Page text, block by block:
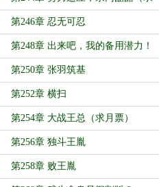
月票）
第246章 忍无可忍
第248章 出来吧，我的备用潜力！
助我筑基！
第250章 张羽筑基
第252章 横扫
第254章 大战王总（求月票）
第256章 独斗王胤
第258章 败王胤